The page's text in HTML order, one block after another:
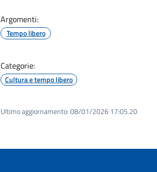
Argomenti:
Tempo libero
Categorie:
Cultura e tempo libero
Ultimo aggiornamento:08/01/2026 17:05.20